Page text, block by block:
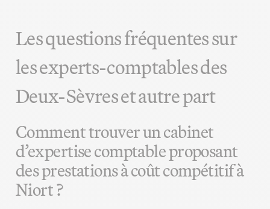
Les questions fréquentes sur
les experts-comptables des
Deux-Sèvres et autre part
Comment trouver un cabinet
d’expertise comptable proposant
des prestations à coût compétitif à
Niort ?